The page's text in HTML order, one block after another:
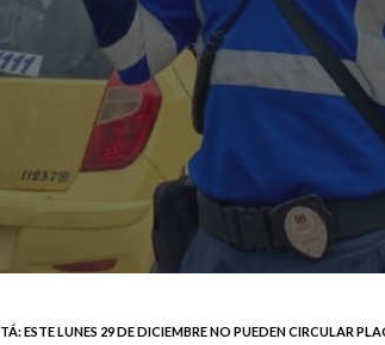
ESTE LUNES 29 DE DICIEMBRE NO PUEDEN CIRCULAR